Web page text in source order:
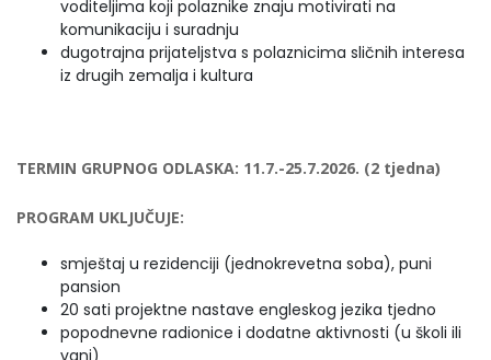
voditeljima koji polaznike znaju motivirati na
komunikaciju i suradnju
dugotrajna prijateljstva s polaznicima sličnih interesa
iz drugih zemalja i kultura
TERMIN GRUPNOG ODLASKA: 11.7.-25.7.2026. (2 tjedna)
PROGRAM UKLJUČUJE:
smještaj u rezidenciji (jednokrevetna soba), puni
pansion
20 sati projektne nastave engleskog jezika tjedno
popodnevne radionice i dodatne aktivnosti (u školi ili